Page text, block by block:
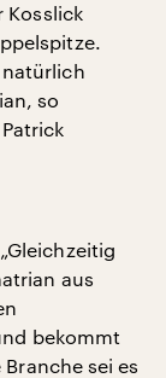
Kosslick
natürlich
so
aus
bekommt
sei es